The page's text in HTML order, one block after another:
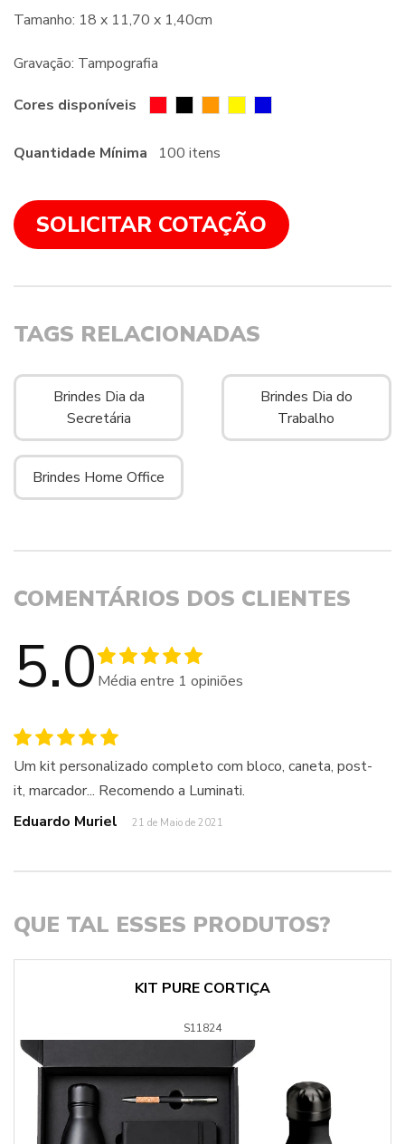
Tamanho: 18 x 11,70 x 1,40cm
Gravação: Tampografia
Cores disponíveis
Quantidade Mínima 100 itens
SOLICITAR COTAÇÃO
TAGS RELACIONADAS
Brindes Dia da
Secretária
Brindes Dia do
Trabalho
Brindes Home Office
COMENTÁRIOS DOS CLIENTES
5.0 Média entre 1 opiniões
Um kit personalizado completo com bloco, caneta, post-
it, marcador... Recomendo a Luminati.
Eduardo Muriel
21 de Maio de 2021
QUE TAL ESSES PRODUTOS?
KIT PURE CORTIÇA
S11824